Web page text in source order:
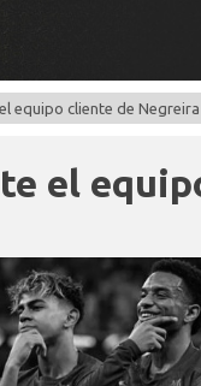
equipo cliente de Negreira
el